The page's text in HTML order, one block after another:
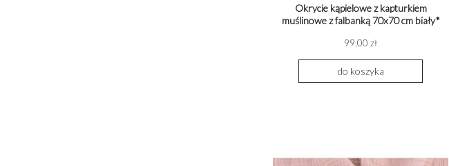
Okrycie kąpielowe z kapturkiem
muślinowe z falbanką 70x70 cm biały*
99,00 zł
do koszyka